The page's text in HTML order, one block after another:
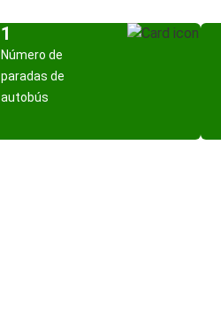
1
Número de
paradas de
autobús